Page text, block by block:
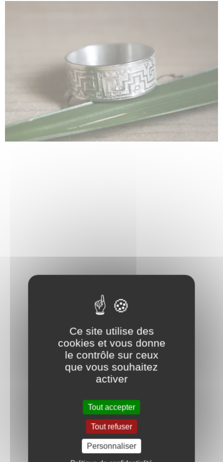
Ce site utilise des
cookies et vous donne
le contrôle sur ceux
que vous souhaitez
activer
Tout accepter
Tout refuser
Personnaliser